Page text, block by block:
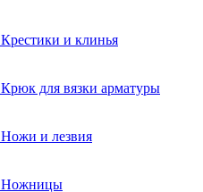
Крестики и клинья
Крюк для вязки арматуры
Ножи и лезвия
Ножницы